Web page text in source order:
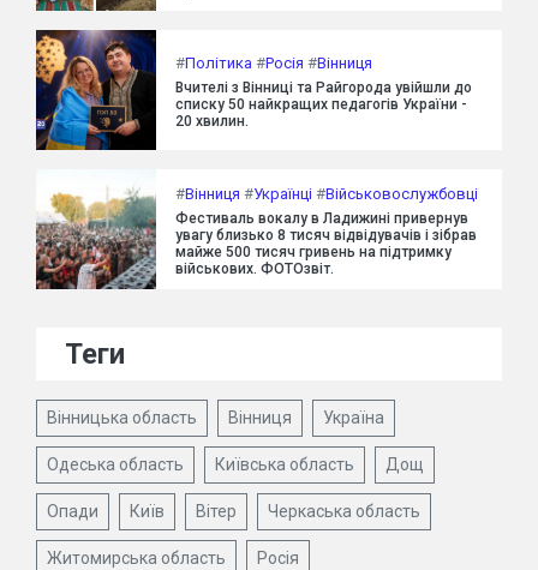
#Політика #Росія #Вінниця
Вчителі з Вінниці та Райгорода увійшли до
списку 50 найкращих педагогів України -
20 хвилин.
#Вінниця #Українці #Військовослужбовці
Фестиваль вокалу в Ладижині привернув
увагу близько 8 тисяч відвідувачів і зібрав
майже 500 тисяч гривень на підтримку
військових. ФОТОзвіт.
Теги
Вінницька область Вінниця Україна
Одеська область Київська область Дощ
Опади Київ Вітер Черкаська область
Житомирська область Росія